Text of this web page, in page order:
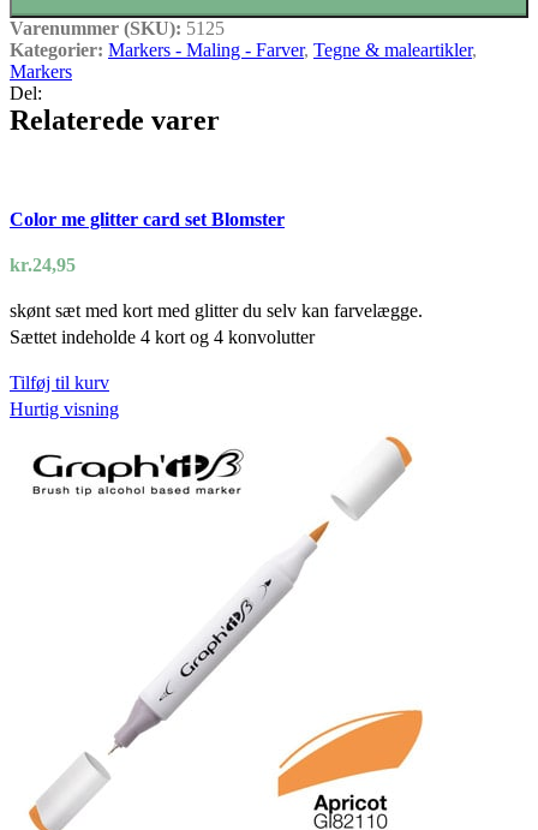
Varenummer (SKU): 5125
Kategorier: Markers - Maling - Farver, Tegne & maleartikler,
Markers
Del:
Relaterede varer
Color me glitter card set Blomster
kr.24,95
skønt sæt med kort med glitter du selv kan farvelægge.
Sættet indeholde 4 kort og 4 konvolutter
Tilføj til kurv
Hurtig visning